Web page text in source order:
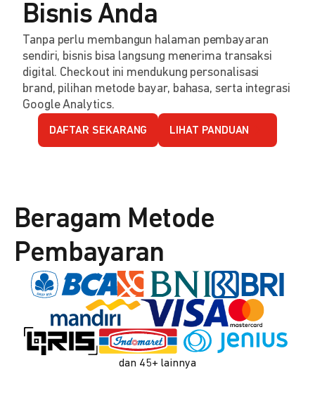
Bisnis Anda
Tanpa perlu membangun halaman pembayaran
sendiri, bisnis bisa langsung menerima transaksi
digital. Checkout ini mendukung personalisasi
brand, pilihan metode bayar, bahasa, serta integrasi
Google Analytics.
DAFTAR SEKARANG LIHAT PANDUAN
Beragam Metode
Pembayaran
dan 45+ lainnya